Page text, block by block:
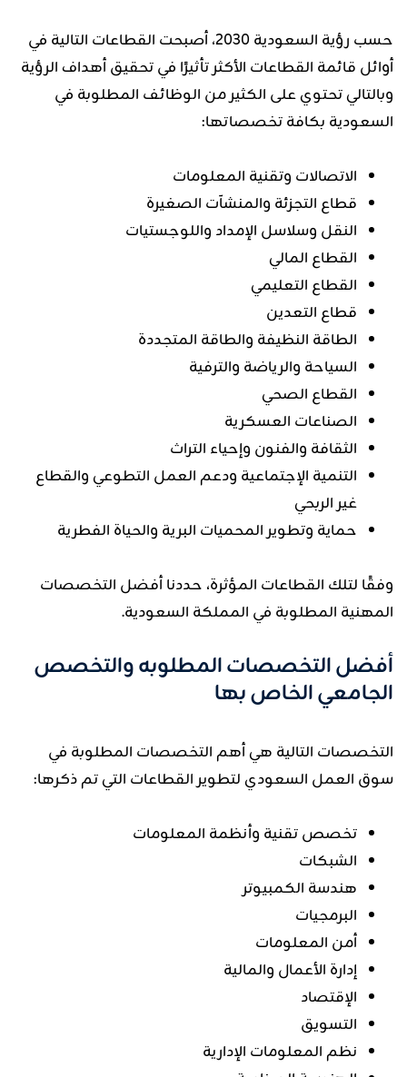
حسب رؤية السعودية 2030، أصبحت القطاعات التالية في
أوائل قائمة القطاعات الأكثر تأثيرًا في تحقيق أهداف الرؤية
وبالتالي تحتوي على الكثير من الوظائف المطلوبة في
السعودية بكافة تخصصاتها:
الاتصالات وتقنية المعلومات
قطاع التجزئة والمنشآت الصغيرة
النقل وسلاسل الإمداد واللوجستيات
القطاع المالي
القطاع التعليمي
قطاع التعدين
الطاقة النظيفة والطاقة المتجددة
السياحة والرياضة والترفية
القطاع الصحي
الصناعات العسكرية
الثقافة والفنون وإحياء التراث
التنمية الإجتماعية ودعم العمل التطوعي والقطاع
غير الربحي
حماية وتطوير المحميات البرية والحياة الفطرية
وفقًا لتلك القطاعات المؤثرة، حددنا أفضل التخصصات
المهنية المطلوبة في المملكة السعودية.
أفضل التخصصات المطلوبه والتخصص
الجامعي الخاص بها
التخصصات التالية هي أهم التخصصات المطلوبة في
سوق العمل السعودي لتطوير القطاعات التي تم ذكرها:
تخصص تقنية وأنظمة المعلومات
الشبكات
هندسة الكمبيوتر
البرمجيات
أمن المعلومات
إدارة الأعمال والمالية
الإقتصاد
التسويق
نظم المعلومات الإدارية